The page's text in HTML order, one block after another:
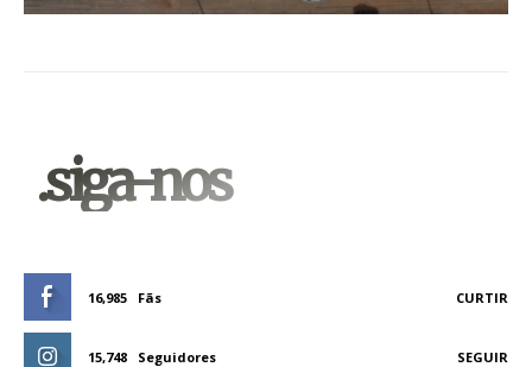
.siga-nos
16,985 Fãs CURTIR
15,748 Seguidores SEGUIR